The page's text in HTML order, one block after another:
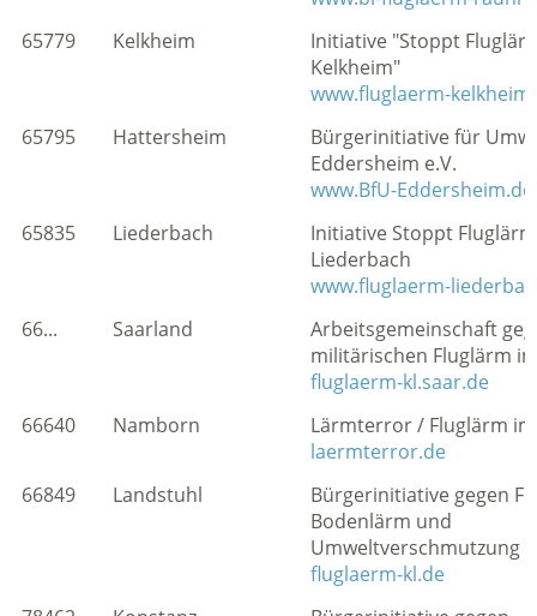
65779
Kelkheim
Initiative "Stoppt
Kelkheim"
www.fluglaerm-
65795
Hattersheim
Bürgerinitiative für
Eddersheim e.V.
www.BfU-Eddersheim.de
65835
Liederbach
Initiative Stoppt
Liederbach
www.fluglaerm-
66...
Saarland
Arbeitsgemeinschaft
militärischen Fluglärm
fluglaerm-kl.saar.de
66640
Namborn
Lärmterror / Fluglärm
laermterror.de
66849
Landstuhl
Bürgerinitiative gegen
Bodenlärm und
Umweltverschmutzung
fluglaerm-kl.de